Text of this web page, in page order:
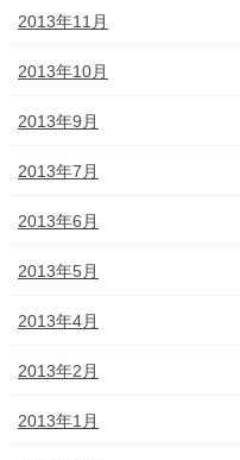
2013年11月
2013年10月
2013年9月
2013年7月
2013年6月
2013年5月
2013年4月
2013年2月
2013年1月